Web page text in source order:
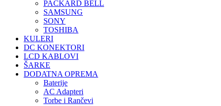
PACKARD BELL
SAMSUNG
SONY
TOSHIBA
KULERI
DC KONEKTORI
LCD KABLOVI
ŠARKE
DODATNA OPREMA
Baterije
AC Adapteri
Torbe i Rančevi